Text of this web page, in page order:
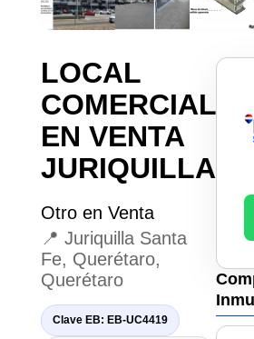
LOCAL
COMERCIAL
EN VENTA
JURIQUILLA
Otro en Venta
📍 Juriquilla Santa
Fe, Querétaro,
Querétaro
Clave EB: EB-UC4419